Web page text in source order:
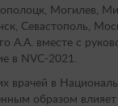
Могилев,
Севастополь,
А.А. вместе с
в NVC-2021.
врачей в
образом влияет